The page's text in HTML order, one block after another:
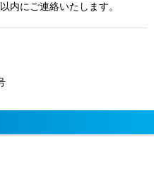
内にご連絡いたします。